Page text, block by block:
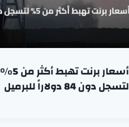
أسعار برنت تهبط أكثر من 5%
لتسجل دون 84 دولاراً للبرميل